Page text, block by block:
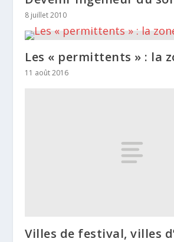
8 juillet 2010
Les « permittents » : la
11 août 2016
Villes de festival, villes